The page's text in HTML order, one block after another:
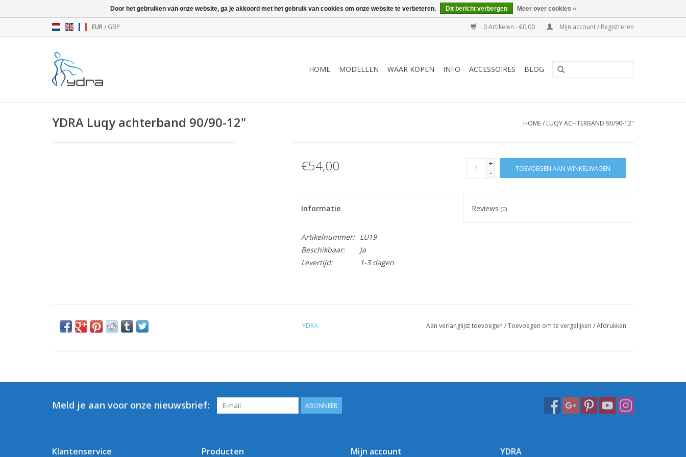
EUR/ GBP 0 Artikelen - €0,00 Mijn account / Registreren
HOME MODELLEN WAAR KOPEN INFO ACCESSOIRES BLOG
YDRA Luqy achterband 90/90-12" HOME/ LUQY ACHTERBAND 90/90-12"
€54,00
+
-
TOEVOEGEN AAN WINKELWAGEN
Informatie Reviews(0)
Artikelnummer:
LU19
Beschikbaar:
Ja
Levertijd:
1-3 dagen
YDRA Aan verlanglijst toevoegen /Toevoegen om te vergelijken /Afdrukken
Meld je aan voor onze nieuwsbrief: ABONNEER
Klantenservice Producten Mijn account YDRA
Door het gebruiken van onze website, ga je akkoord met het gebruik van cookies om onze website te verbeteren. Dit bericht verbergen Meer over cookies »